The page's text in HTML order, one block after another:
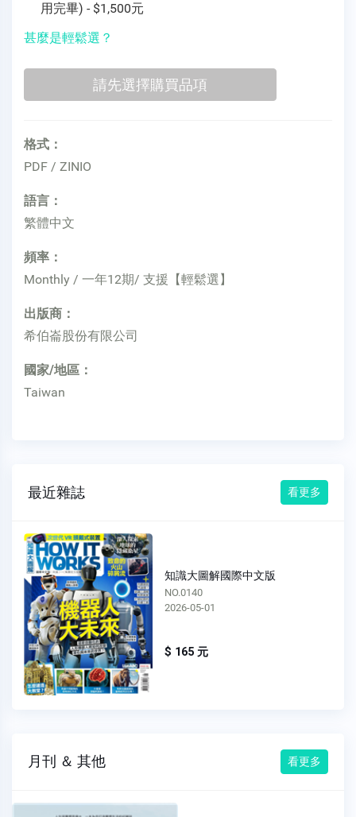
用完畢) - $1,500元
甚麼是輕鬆選？
格式：
PDF / ZINIO
語言：
繁體中文
頻率：
Monthly / 一年12期/ 支援【輕鬆選】
出版商：
希伯崙股份有限公司
國家/地區：
Taiwan
最近雜誌 看更多
知識大圖解國際中文版
2026-03-01
月刊 ＆ 其他 看更多